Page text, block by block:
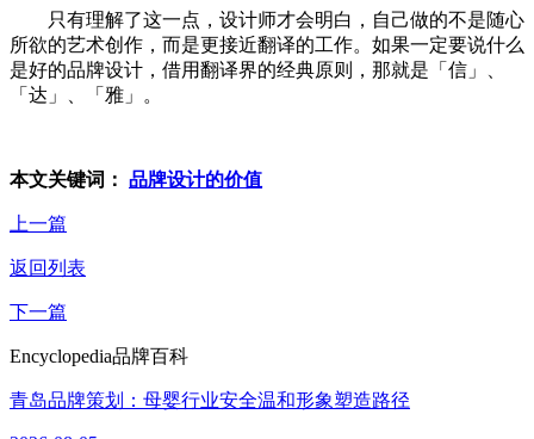
只有理解了这一点，设计师才会明白，自己做的不是随心
所欲的艺术创作，而是更接近翻译的工作。如果一定要说什么
是好的品牌设计，借用翻译界的经典原则，那就是「信」、
「达」、「雅」。
本文关键词： 品牌设计的价值
上一篇
返回列表
下一篇
Encyclopedia品牌百科
青岛品牌策划：母婴行业安全温和形象塑造路径